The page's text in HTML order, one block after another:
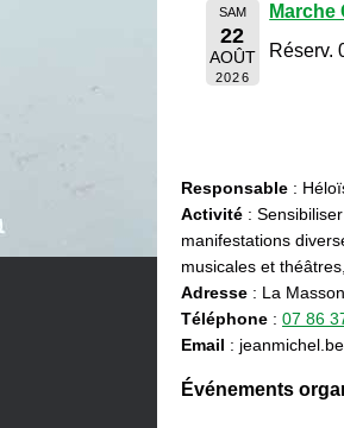
SAM
22
AOÛT
2026
Marche
Réserv.
Responsable :
Activité :
manifestations
musicales et
Adresse : La
Téléphone : 07 86
Email :
Événements